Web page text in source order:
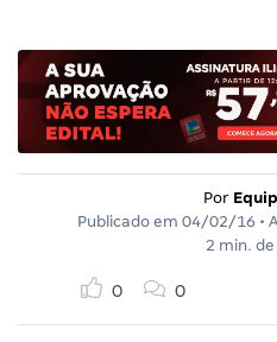
Por
Publicado em 04/02/16 •
2 min.
0 0